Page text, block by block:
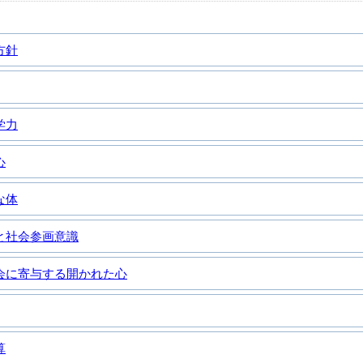
針
力
体
社会参画意識
に寄与する開かれた心